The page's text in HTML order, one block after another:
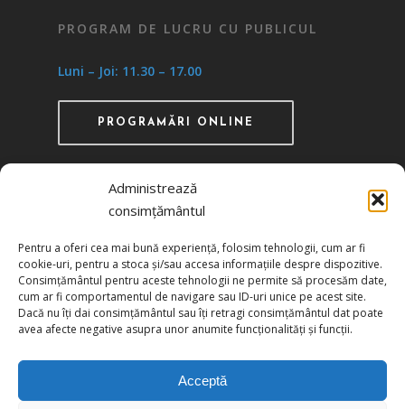
Administrează
consimțământul
Pentru a oferi cea mai bună experiență, folosim tehnologii, cum ar fi
cookie-uri, pentru a stoca și/sau accesa informațiile despre dispozitive.
Consimțământul pentru aceste tehnologii ne permite să procesăm date,
cum ar fi comportamentul de navigare sau ID-uri unice pe acest site.
Dacă nu îți dai consimțământul sau îți retragi consimțământul dat poate
avea afecte negative asupra unor anumite funcționalități și funcții.
Acceptă
PROGRAM DE LUCRU CU PUBLICUL
Luni – Joi: 11.30 – 17.00
PROGRAMĂRI ONLINE
prin HG 1242/29.11.2000 publicată în MO nr.
634/06.12.2000
Politica de confidențialitate
Politica de cookies